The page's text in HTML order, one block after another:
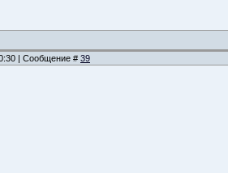
| Сообщение # 39